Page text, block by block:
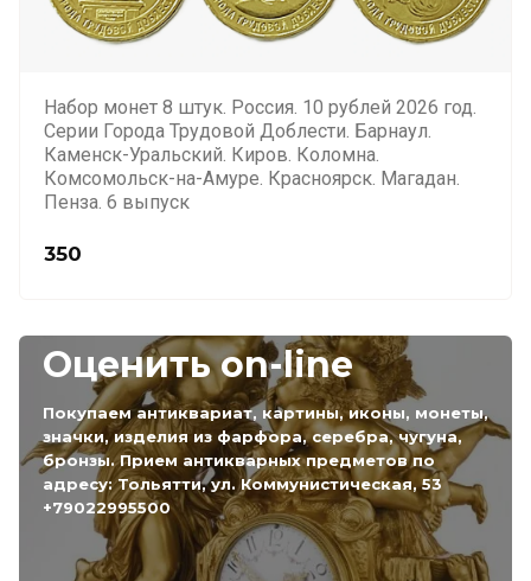
Набор монет 8 штук. Россия. 10 рублей 2026 год.
Серии Города Трудовой Доблести. Барнаул.
Каменск-Уральский. Киров. Коломна.
Комсомольск-на-Амуре. Красноярск. Магадан.
Пенза. 6 выпуск
350
Оценить on-line
Покупаем антиквариат, картины, иконы, монеты,
значки, изделия из фарфора, серебра, чугуна,
бронзы. Прием антикварных предметов по
адресу: Тольятти, ул. Коммунистическая, 53
+79022995500